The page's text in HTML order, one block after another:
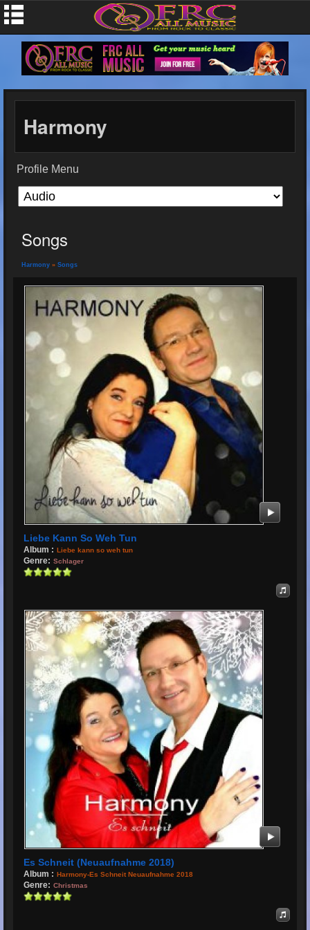
Harmony
Profile Menu
Songs
Harmony » Songs
Liebe Kann So Weh Tun
Album : Liebe kann so weh tun
Genre: Schlager
Es Schneit (Neuaufnahme 2018)
Album : Harmony-Es Schneit Neuaufnahme 2018
Genre: Christmas